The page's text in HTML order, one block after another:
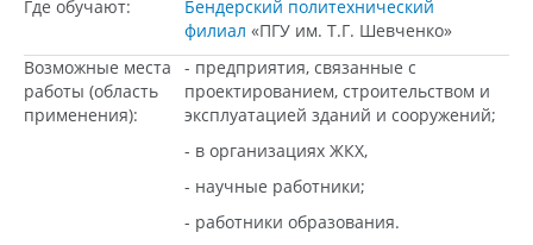
Где обучают:
Бендерский политехнический
филиал «ПГУ им. Т.Г. Шевченко»
Возможные места
работы (область
применения):
- предприятия, связанные с
проектированием, строительством и
эксплуатацией зданий и сооружений;
- в организациях ЖКХ,
- научные работники;
- работники образования.